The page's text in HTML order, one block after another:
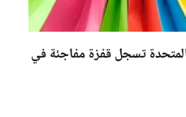
تسجل قفزة مفاجئة في